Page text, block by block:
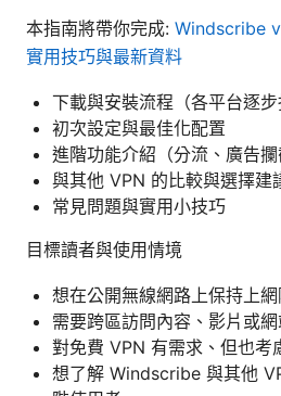
本指南將帶你完成: Windscribe
實用技巧與最新資料
下載與安裝流程（各平台逐步
初次設定與最佳化配置
進階功能介紹（分流、廣告攔
與其他 VPN 的比較與選擇建
常見問題與實用小技巧
目標讀者與使用情境
想在公開無線網路上保持上
需要跨區訪問內容、影片或
對免費 VPN 有需求、但也考
想了解 Windscribe 與其他